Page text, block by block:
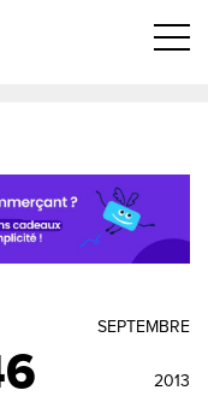
SEPTEMBRE
2013